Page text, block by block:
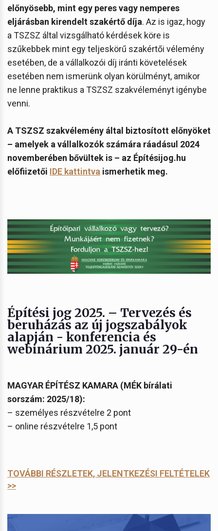
előnyösebb, mint egy peres vagy nemperes
eljárásban kirendelt szakértő díja. Az is igaz, hogy
a TSZSZ által vizsgálható kérdések köre is
szűkebbek mint egy teljeskörű szakértői vélemény
esetében, de a vállalkozói díj iránti követelések
esetében nem ismerünk olyan körülményt, amikor
ne lenne praktikus a TSZSZ szakvéleményt igénybe
venni.
A TSZSZ szakvélemény által biztosított előnyöket
– amelyek a vállalkozók számára ráadásul 2024
novemberében bővültek is – az Építésijog.hu
előfiizetői IDE kattintva ismerhetik meg.
Építési jog 2025. – Tervezés és
beruházás az új jogszabályok
alapján - konferencia és
webinárium 2025. január 29-én
MAGYAR ÉPÍTÉSZ KAMARA (MÉK bírálati
sorszám: 2025/18):
– személyes részvételre 2 pont
– online részvételre 1,5 pont
TOVÁBBI RÉSZLETEK, JELENTKEZÉSI FELTÉTELEK
>>